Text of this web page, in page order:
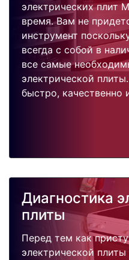
электрических плит
время. Вам не
инструмент
всегда с собой в
все самые
электрической
быстро, качественно
Диагностика
плиты
Перед тем как
электрической плиты